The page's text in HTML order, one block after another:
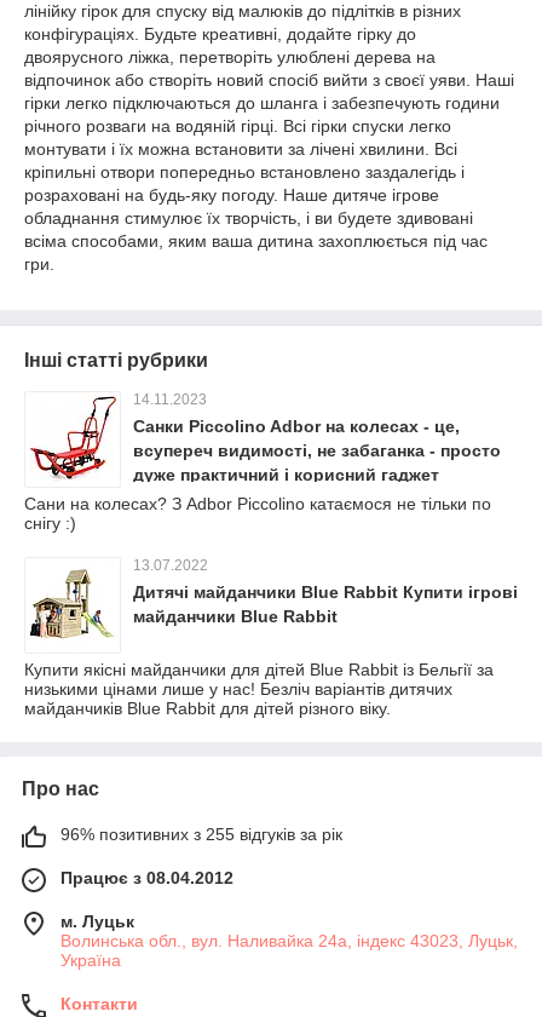
лінійку гірок для спуску від малюків до підлітків в різних
конфігураціях. Будьте креативні, додайте гірку до
двоярусного ліжка, перетворіть улюблені дерева на
відпочинок або створіть новий спосіб вийти з своєї уяви. Наші
гірки легко підключаються до шланга і забезпечують години
річного розваги на водяній гірці. Всі гірки спуски легко
монтувати і їх можна встановити за лічені хвилини. Всі
кріпильні отвори попередньо встановлено заздалегідь і
розраховані на будь-яку погоду. Наше дитяче ігрове
обладнання стимулює їх творчість, і ви будете здивовані
всіма способами, яким ваша дитина захоплюється під час
гри.
Інші статті рубрики
14.11.2023
Санки Piccolino Adbor на колесах - це,
всупереч видимості, не забаганка - просто
дуже практичний і корисний гаджет
Сани на колесах? З Adbor Piccolino катаємося не тільки по
снігу :)
13.07.2022
Дитячі майданчики Blue Rabbit Купити ігрові
майданчики Blue Rabbit
Купити якісні майданчики для дітей Blue Rabbit із Бельгії за
низькими цінами лише у нас! Безліч варіантів дитячих
майданчиків Blue Rabbit для дітей різного віку.
Про нас
96% позитивних з 255 відгуків за рік
Працює з 08.04.2012
м. Луцьк
Волинська обл., вул. Наливайка 24а, індекс 43023, Луцьк,
Україна
Контакти